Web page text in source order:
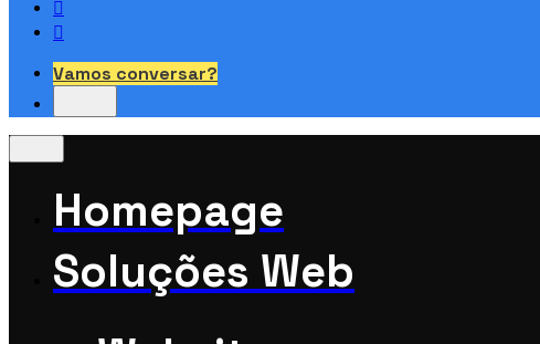
Vamos conversar?
Homepage
Soluções Web